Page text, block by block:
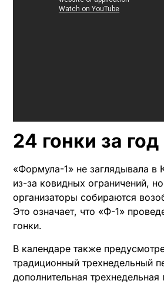
24 гонки за год
«Формула-1» не заглядывала в
из-за ковидных ограничений,
организаторы собираются
Это означает, что «Ф-1»
гонки.
В календаре также
традиционный трехнедельный
дополнительная